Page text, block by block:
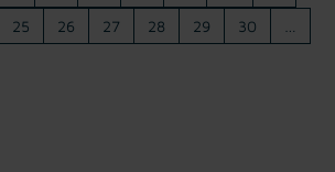
25 26 27 28 29 30